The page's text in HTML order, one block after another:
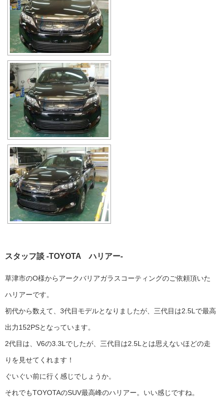
スタッフ談 -TOYOTA ハリアー-
草津市のO様からアークバリアガラスコーティングのご依頼頂いた
ハリアーです。
初代から数えて、3代目モデルとなりましたが、三代目は2.5Lで最高
出力152PSとなっています。
2代目は、V6の3.3Lでしたが、三代目は2.5Lとは思えないほどの走
りを見せてくれます！
ぐいぐい前に行く感じでしょうか。
それでもTOYOTAのSUV最高峰のハリアー。いい感じですね。